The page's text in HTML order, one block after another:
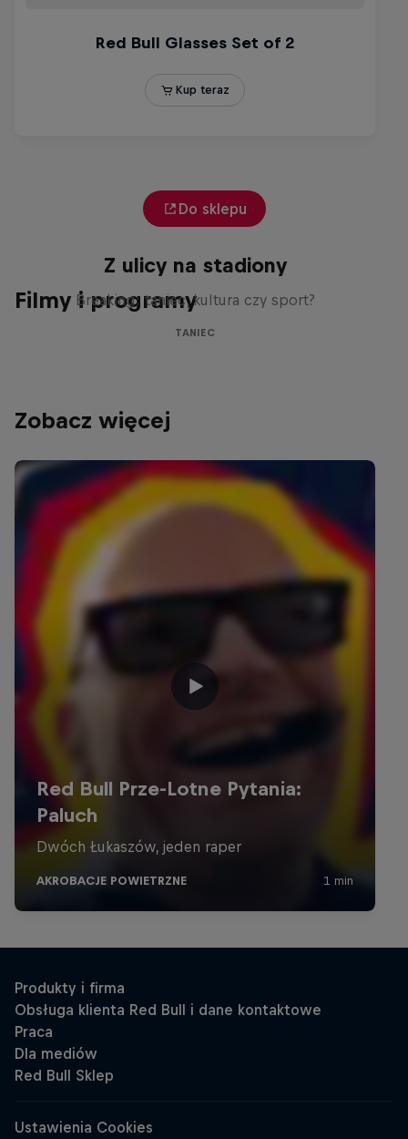
Do sklepu
Filmy i programy
Z ulicy na stadiony
Breaking: taniec, kultura czy sport?
TANIEC
Zobacz więcej